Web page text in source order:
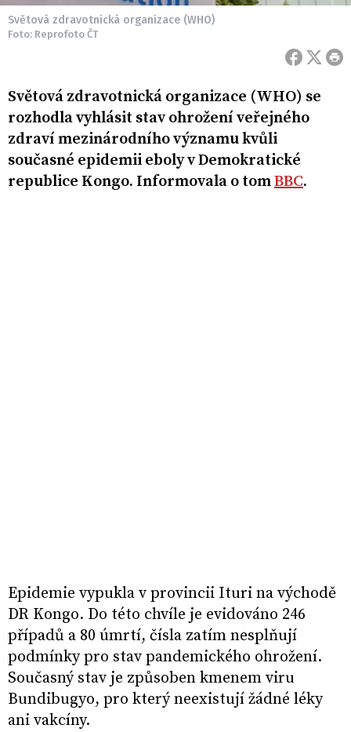
Světová zdravotnická organizace (WHO)
Foto: Reprofoto ČT
Světová zdravotnická organizace (WHO) se
rozhodla vyhlásit stav ohrožení veřejného
zdraví mezinárodního významu kvůli
současné epidemii eboly v Demokratické
republice Kongo. Informovala o tomBBC.
Epidemie vypukla v provincii Ituri na východě
DR Kongo. Do této chvíle je evidováno 246
případů a 80 úmrtí, čísla zatím nesplňují
podmínky pro stav pandemického ohrožení.
Současný stav je způsoben kmenem viru
Bundibugyo, pro který neexistují žádné léky
ani vakcíny.